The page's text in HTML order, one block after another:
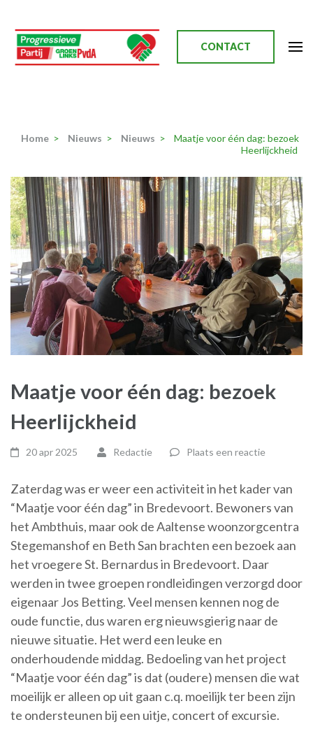
naar
inhoud
(Druk
CONTACT
Home > Nieuws > Nieuws >
Maatje voor één dag: bezoek
Heerlijckheid
Maatje voor één dag: bezoek
Heerlijckheid
20 apr 2025 Redactie Plaats een reactie
Zaterdag was er weer een activiteit in het kader van
“Maatje voor één dag” in Bredevoort. Bewoners van
het Ambthuis, maar ook de Aaltense woonzorgcentra
Stegemanshof en Beth San brachten een bezoek aan
het vroegere St. Bernardus in Bredevoort. Daar
werden in twee groepen rondleidingen verzorgd door
eigenaar Jos Betting. Veel mensen kennen nog de
oude functie, dus waren erg nieuwsgierig naar de
nieuwe situatie. Het werd een leuke en
onderhoudende middag. Bedoeling van het project
“Maatje voor één dag” is dat (oudere) mensen die wat
moeilijk er alleen op uit gaan c.q. moeilijk ter been zijn
te ondersteunen bij een uitje, concert of excursie.